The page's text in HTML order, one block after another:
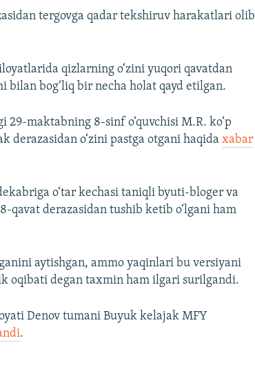
tergovga qadar tekshiruv harakatlari olib
qizlarning o‘zini yuqori qavatdan
bilan bog‘liq bir necha holat qayd etilgan.
29-maktabning 8-sinf o‘quvchisi M.R. ko‘p
derazasidan o‘zini pastga otgani haqidaxabar
o‘tar kechasi taniqli byuti-bloger va
qavat derazasidan tushib ketib o‘lgani ham
aytishgan, ammo yaqinlari bu versiyani
oqibati degan taxmin ham ilgari surilgandi.
Denov tumani Buyuk kelajak MFY
.